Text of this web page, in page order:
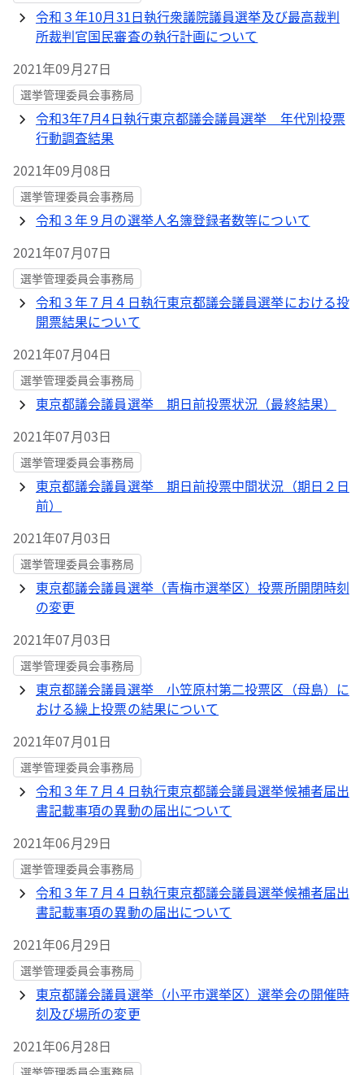
令和３年10月31日執行衆議院議員選挙及び最高裁判
所裁判官国民審査の執行計画について
2021年09月27日
選挙管理委員会事務局
令和3年7月4日執行東京都議会議員選挙 年代別投票
行動調査結果
2021年09月08日
選挙管理委員会事務局
令和３年９月の選挙人名簿登録者数等について
2021年07月07日
選挙管理委員会事務局
令和３年７月４日執行東京都議会議員選挙における投
開票結果について
2021年07月04日
選挙管理委員会事務局
東京都議会議員選挙 期日前投票状況（最終結果）
2021年07月03日
選挙管理委員会事務局
東京都議会議員選挙 期日前投票中間状況（期日２日
前）
2021年07月03日
選挙管理委員会事務局
東京都議会議員選挙（青梅市選挙区）投票所開閉時刻
の変更
2021年07月03日
選挙管理委員会事務局
東京都議会議員選挙 小笠原村第二投票区（母島）に
おける繰上投票の結果について
2021年07月01日
選挙管理委員会事務局
令和３年７月４日執行東京都議会議員選挙候補者届出
書記載事項の異動の届出について
2021年06月29日
選挙管理委員会事務局
令和３年７月４日執行東京都議会議員選挙候補者届出
書記載事項の異動の届出について
2021年06月29日
選挙管理委員会事務局
東京都議会議員選挙（小平市選挙区）選挙会の開催時
刻及び場所の変更
2021年06月28日
選挙管理委員会事務局